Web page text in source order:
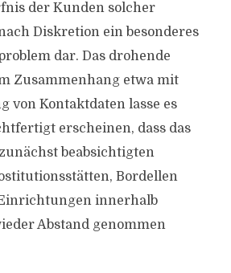
der Kunden solcher
Diskretion ein besonderes
dar. Das drohende
Zusammenhang etwa mit
von Kontaktdaten lasse es
erscheinen, dass das
beabsichtigten
Bordellen
innerhalb
Abstand genommen